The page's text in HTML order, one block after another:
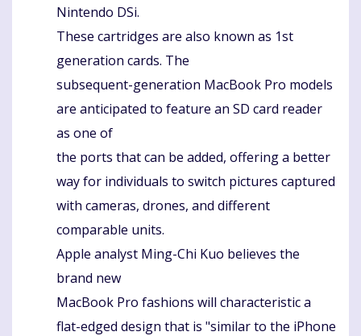
Nintendo DSi.
These cartridges are also known as 1st
generation cards. The
subsequent-generation MacBook Pro models
are anticipated to feature an SD card reader
as one of
the ports that can be added, offering a better
way for individuals to switch pictures captured
with cameras, drones, and different
comparable units.
Apple analyst Ming-Chi Kuo believes the
brand new
MacBook Pro fashions will characteristic a
flat-edged design that is "similar to the iPhone